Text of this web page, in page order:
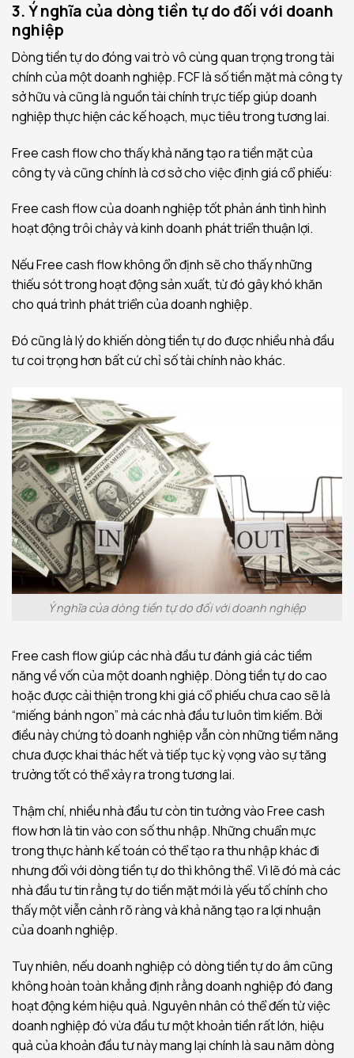
3.Ý nghĩa của dòng tiền tự do đối với doanh
nghiệp
Dòng tiền tự do đóng vai trò vô cùng quan trọng trong tài
chính của một doanh nghiệp. FCF là số tiền mặt mà công ty
sở hữu và cũng là nguồn tài chính trực tiếp giúp doanh
nghiệp thực hiện các kế hoạch, mục tiêu trong tương lai.
Free cash flow cho thấy khả năng tạo ra tiền mặt của
công ty và cũng chính là cơ sở cho việc định giá cổ phiếu:
Free cash flow của doanh nghiệp tốt phản ánh tình hình
hoạt động trôi chảy và kinh doanh phát triển thuận lợi.
Nếu Free cash flow không ổn định sẽ cho thấy những
thiếu sót trong hoạt động sản xuất, từ đó gây khó khăn
cho quá trình phát triển của doanh nghiệp.
Đó cũng là lý do khiến dòng tiền tự do được nhiều nhà đầu
tư coi trọng hơn bất cứ chỉ số tài chính nào khác.
Ý nghĩa của dòng tiền tự do đối với doanh nghiệp
Free cash flow giúp các nhà đầu tư đánh giá các tiềm
năng về vốn của một doanh nghiệp. Dòng tiền tự do cao
hoặc được cải thiện trong khi giá cổ phiếu chưa cao sẽ là
“miếng bánh ngon” mà các nhà đầu tư luôn tìm kiếm. Bởi
điều này chứng tỏ doanh nghiệp vẫn còn những tiềm năng
chưa được khai thác hết và tiếp tục kỳ vọng vào sự tăng
trưởng tốt có thể xảy ra trong tương lai.
Thậm chí, nhiều nhà đầu tư còn tin tưởng vào Free cash
flow hơn là tin vào con số thu nhập. Những chuẩn mực
trong thực hành kế toán có thể tạo ra thu nhập khác đi
nhưng đối với dòng tiền tự do thì không thể. Vì lẽ đó mà các
nhà đầu tư tin rằng tự do tiền mặt mới là yếu tố chính cho
thấy một viễn cảnh rõ ràng và khả năng tạo ra lợi nhuận
của doanh nghiệp.
Tuy nhiên, nếu doanh nghiệp có dòng tiền tự do âm cũng
không hoàn toàn khẳng định rằng doanh nghiệp đó đang
hoạt động kém hiệu quả. Nguyên nhân có thể đến từ việc
doanh nghiệp đó vừa đầu tư một khoản tiền rất lớn, hiệu
quả của khoản đầu tư này mang lại chính là sau năm dòng